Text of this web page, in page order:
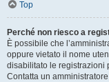
Top
Perché non riesco a
È possibile che
oppure vietato il nome
disabilitato le registrazioni
Contatta un